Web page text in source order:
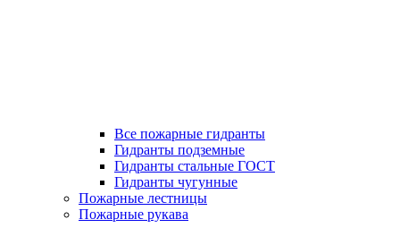
Все пожарные гидранты
Гидранты подземные
Гидранты стальные ГОСТ
Гидранты чугунные
Пожарные лестницы
Пожарные рукава